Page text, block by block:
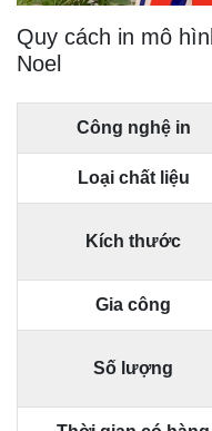
Quy cách in mô
Noel
Công nghệ in
Loại chất liệu
Kích thước
Gia công
Số lượng